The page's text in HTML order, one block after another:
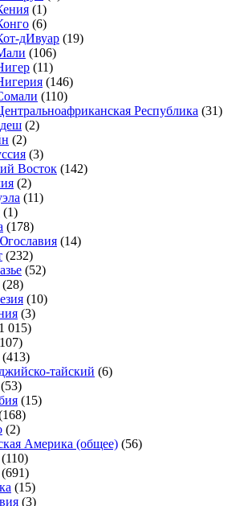
(1)
(6)
дИвуар (19)
(106)
(11)
(146)
(110)
Республика (31)
(2)
(2)
(3)
Восток (142)
(2)
(11)
(1)
(178)
(14)
(232)
(52)
(28)
(10)
(3)
015)
(413)
тайский (6)
(53)
(15)
(2)
Америка (общее) (56)
(110)
(691)
(15)
(3)